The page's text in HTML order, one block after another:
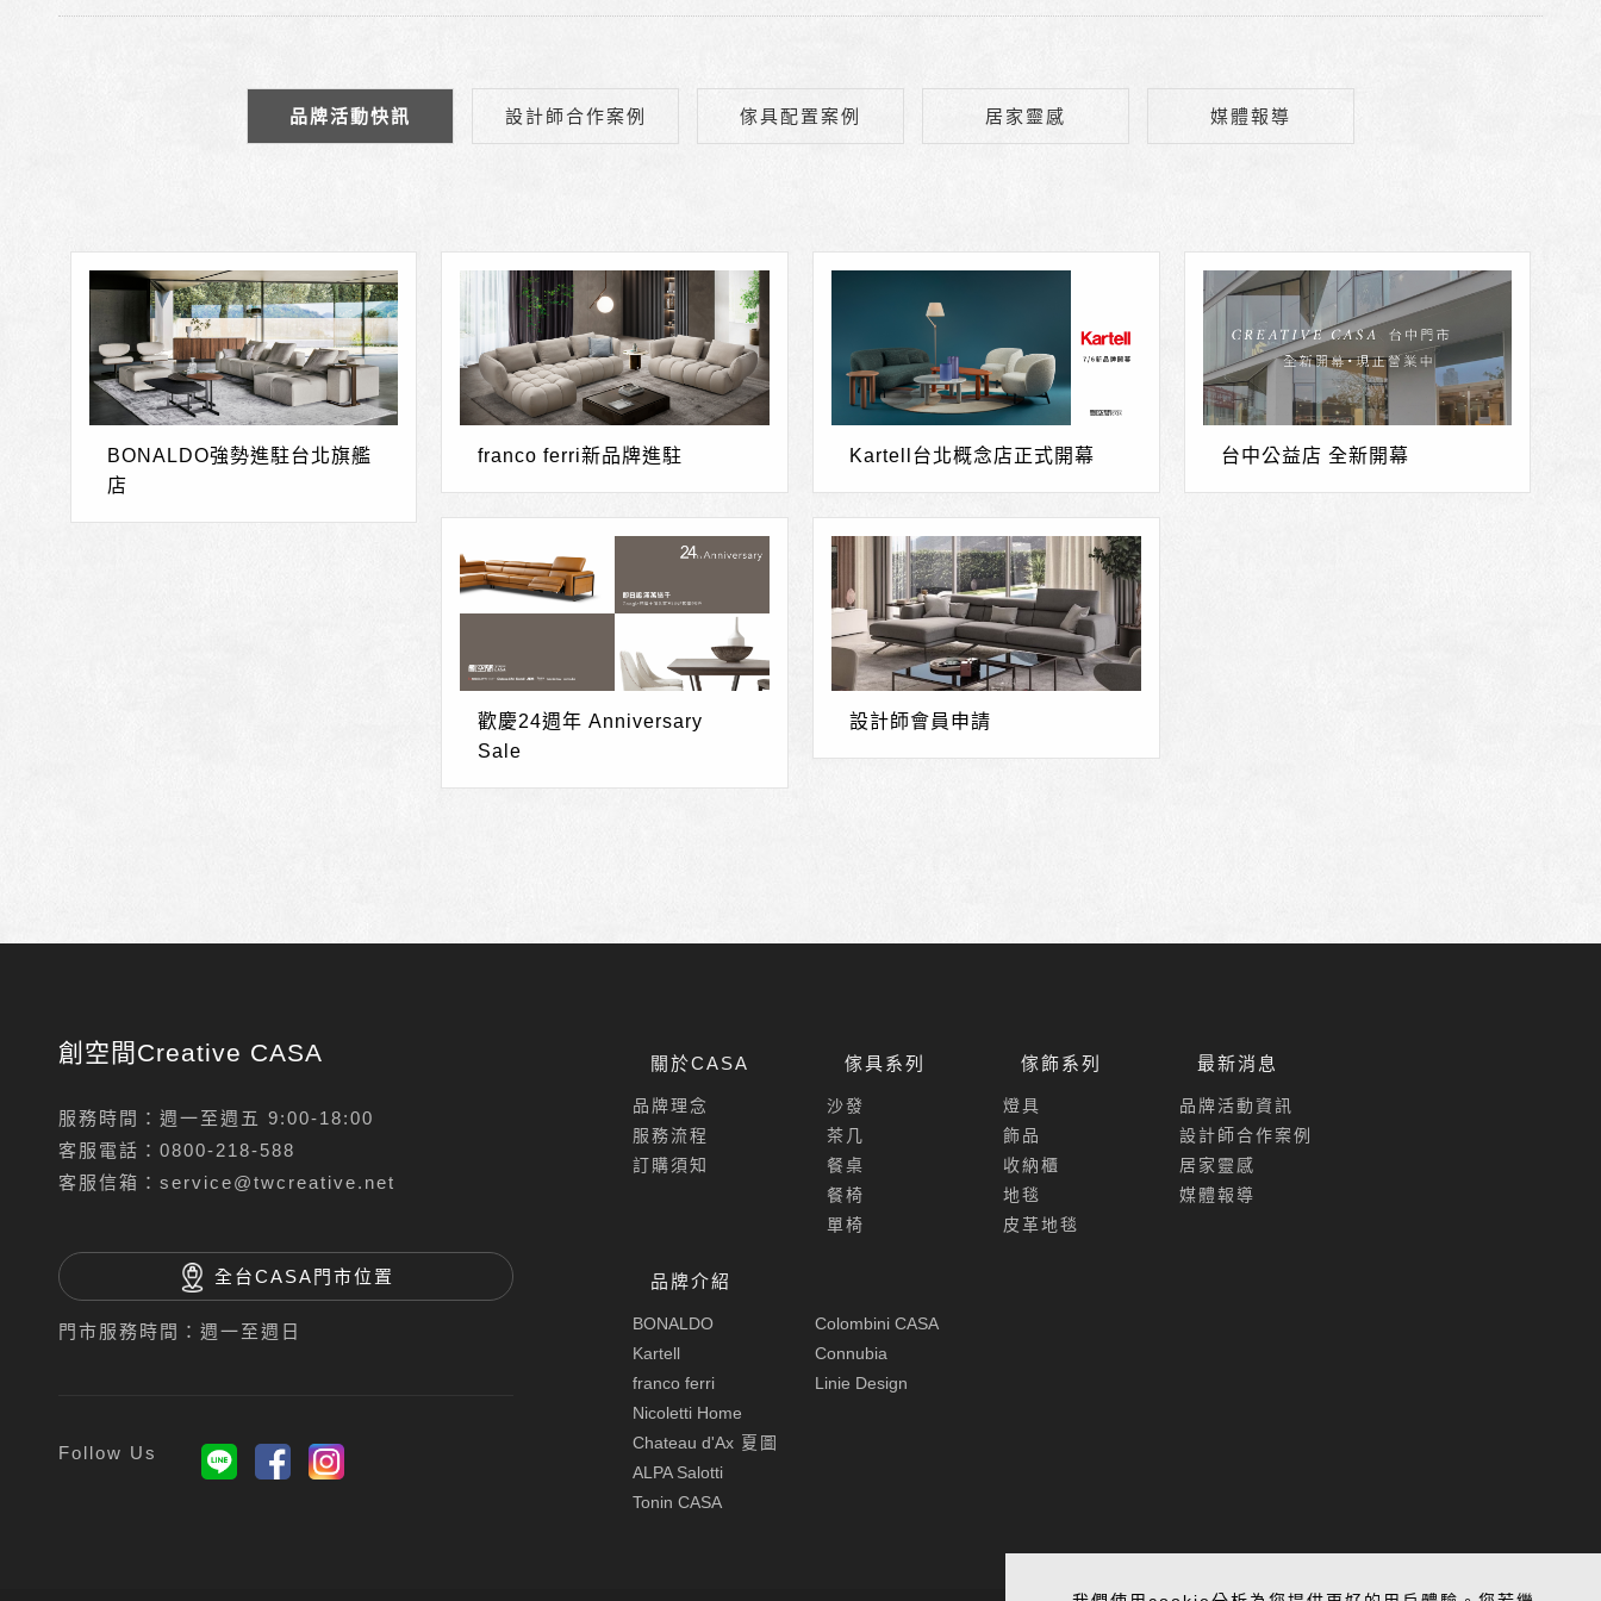
品牌活動快訊 設計師合作案例 傢具配置案例 居家靈感 媒體報導
BONALDO強勢進駐台北旗艦
店
franco ferri新品牌進駐 Kartell台北概念店正式開幕 台中公益店 全新開幕
歡慶24週年 Anniversary
Sale
設計師會員申請
創空間Creative CASA
服務時間：週一至週五 9:00-18:00
客服電話： 0800-218-588
客服信箱： service@twcreative.net
全台CASA門市位置
門市服務時間：週一至週日
關於CASA
品牌理念
服務流程
訂購須知
傢具系列
沙發
茶几
餐桌
餐椅
單椅
傢飾系列
燈具
飾品
收納櫃
地毯
皮革地毯
最新消息
品牌活動資訊
設計師合作案例
居家靈感
媒體報導
品牌介紹
BONALDO
Kartell
franco ferri
Nicoletti Home
Chateau d'Ax夏圖
ALPA Salotti
Tonin CASA
Colombini CASA
Connubia
Linie Design